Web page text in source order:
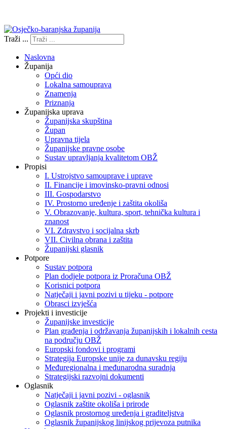
Traži ...
Naslovna
Županija
Opći dio
Lokalna samouprava
Znamenja
Priznanja
Županijska uprava
Županijska skupština
Župan
Upravna tijela
Županijske pravne osobe
Sustav upravljanja kvalitetom OBŽ
Propisi
I. Ustrojstvo samouprave i uprave
II. Financije i imovinsko-pravni odnosi
III. Gospodarstvo
IV. Prostorno uređenje i zaštita okoliša
V. Obrazovanje, kultura, sport, tehnička kultura i
znanost
VI. Zdravstvo i socijalna skrb
VII. Civilna obrana i zaštita
Županijski glasnik
Potpore
Sustav potpora
Plan dodjele potpora iz Proračuna OBŽ
Korisnici potpora
Natječaji i javni pozivi u tijeku - potpore
Obrasci izvješća
Projekti i investicije
Županijske investicije
Plan građenja i održavanja županijskih i lokalnih cesta
na području OBŽ
Europski fondovi i programi
Strategija Europske unije za dunavsku regiju
Međuregionalna i međunarodna suradnja
Strategijski razvojni dokumenti
Oglasnik
Natječaji i javni pozivi - oglasnik
Oglasnik zaštite okoliša i prirode
Oglasnik prostornog uređenja i graditeljstva
Oglasnik županijskog linijskog prijevoza putnika